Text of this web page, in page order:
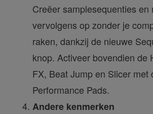
Creëer samplesequenties en
vervolgens op zonder je
raken, dankzij de nieuwe
knop. Activeer bovendien de
FX, Beat Jump en Slicer met
Performance Pads.
Andere kenmerken